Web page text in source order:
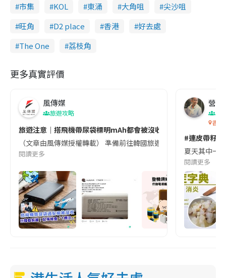
市集 KOL 東涌 大角咀
尖沙咀
旺角
D2 place 香港
好去處
The One
荔枝角
更多真實評價
風傳媒
旅遊攻略
旅遊注意｜搭飛機帶尿袋標明mAh都會被沒收😱出發前切記檢查
（文章由風傳媒授權轉載） 準備前往韓國旅遊的民眾，近期要
閱讀更多
營養
香港
#連皮帶籽
夏天其中一
閱讀更多